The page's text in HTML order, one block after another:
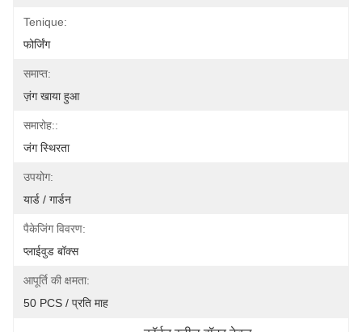
Tenique:
फोर्जिंग
समाप्त:
ज़ंग खाया हुआ
समारोह::
जंग स्थिरता
उपयोग:
यार्ड / गार्डन
पैकेजिंग विवरण:
प्लाईवुड बॉक्स
आपूर्ति की क्षमता:
50 PCS / प्रति माह